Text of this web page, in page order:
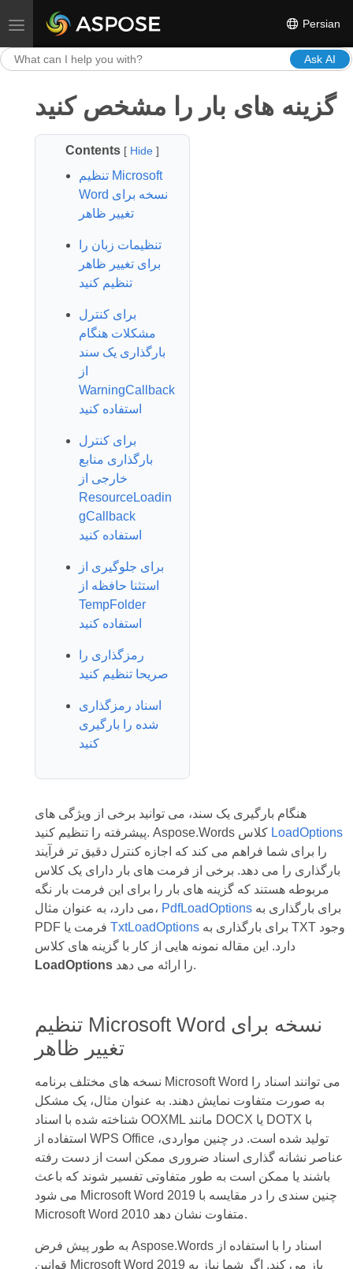
Toggle navigation Persian
Ask AI
گزینه های بار را مشخص کنید
Contents [ Hide]
تنظیم Microsoft
Word نسخه برای
تغییر ظاهر
تنظیمات زبان را
برای تغییر ظاهر
تنظیم کنید
برای کنترل
مشکلات هنگام
بارگذاری یک سند
از
WarningCallback
استفاده کنید
برای کنترل
بارگذاری منابع
خارجی از
ResourceLoadin
gCallback
استفاده کنید
برای جلوگیری از
استثنا حافظه از
TempFolder
استفاده کنید
رمزگذاری را
صریحا تنظیم کنید
اسناد رمزگذاری
شده را بارگیری
کنید
هنگام بارگیری یک سند، می توانید برخی از ویژگی های
پیشرفته را تنظیم کنید. Aspose.Words کلاس LoadOptions
را برای شما فراهم می کند که اجازه کنترل دقیق تر فرآیند
بارگذاری را می دهد. برخی از فرمت های بار دارای یک کلاس
مربوطه هستند که گزینه های بار را برای این فرمت بار نگه
می دارد، به عنوان مثال، PdfLoadOptionsبرای بارگذاری به
TxtLoadOptionsبرای بارگذاری به TXT وجود
دارد. این مقاله نمونه هایی از کار با گزینه های کلاس
LoadOptions
را ارائه می دهد.
تنظیم Microsoft Word نسخه برای
تغییر ظاهر
نسخه های مختلف برنامه Microsoft Word می توانند اسناد را
به صورت متفاوت نمایش دهند. به عنوان مثال، یک مشکل
شناخته شده با اسناد OOXML مانند DOCX یا DOTX با
استفاده از WPS Office تولید شده است. در چنین مواردی،
عناصر نشانه گذاری اسناد ضروری ممکن است از دست رفته
باشند یا ممکن است به طور متفاوتی تفسیر شوند که باعث
می شود Microsoft Word 2019 چنین سندی را در مقایسه با
Microsoft Word 2010 متفاوت نشان دهد.
به طور پیش فرض Aspose.Words اسناد را با استفاده از
قوانین Microsoft Word 2019 باز می کند. اگر شما نیاز به